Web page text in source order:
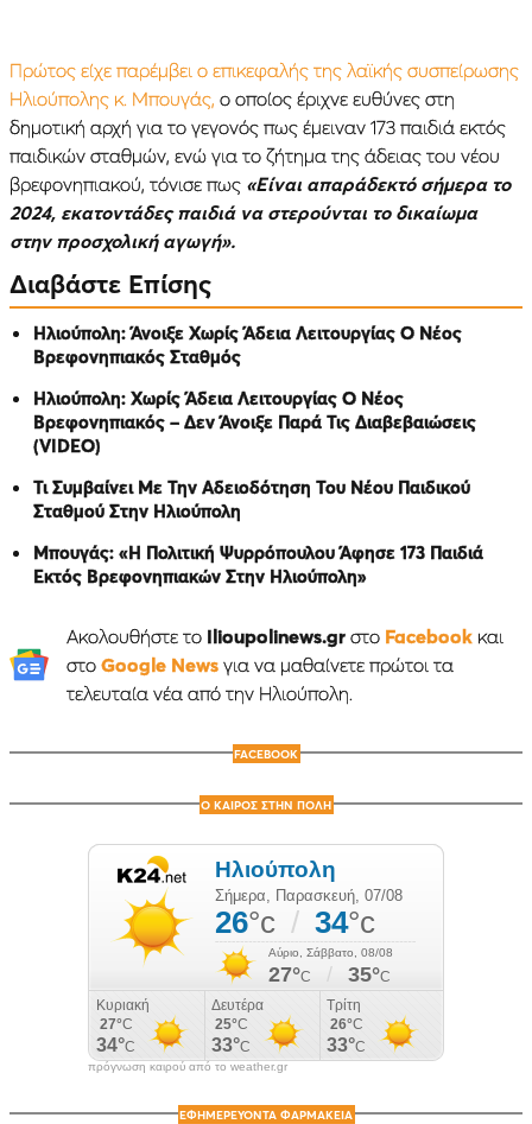
Πρώτος είχε παρέμβει ο επικεφαλής της λαϊκής συσπείρωσης
Ηλιούπολης κ. Μπουγάς, ο οποίος έριχνε ευθύνες στη
δημοτική αρχή για το γεγονός πως έμειναν 173 παιδιά εκτός
παιδικών σταθμών, ενώ για το ζήτημα της άδειας του νέου
βρεφονηπιακού, τόνισε πως «Είναι απαράδεκτό σήμερα το
2024, εκατοντάδες παιδιά να στερούνται το δικαίωμα
στην προσχολική αγωγή».
Διαβάστε Επίσης
Ηλιούπολη: Άνοιξε Χωρίς Άδεια Λειτουργίας Ο Νέος
Βρεφονηπιακός Σταθμός
Ηλιούπολη: Χωρίς Άδεια Λειτουργίας Ο Νέος
Βρεφονηπιακός – Δεν Άνοιξε Παρά Τις Διαβεβαιώσεις
(VIDEO)
Τι Συμβαίνει Με Την Αδειοδότηση Του Νέου Παιδικού
Σταθμού Στην Ηλιούπολη
Μπουγάς: «Η Πολιτική Ψυρρόπουλου Άφησε 173 Παιδιά
Εκτός Βρεφονηπιακών Στην Ηλιούπολη»
Ακολουθήστε το Ilioupolinews.grστο Facebookκαι
στο Google Newsγια να μαθαίνετε πρώτοι τα
τελευταία νέα από την Ηλιούπολη.
FACEBOOK
Ο ΚΑΙΡΟΣ ΣΤΗΝ ΠΟΛΗ
πρόγνωση καιρού από το weather.gr
ΕΦΗΜΕΡΕΥΟΝΤΑ ΦΑΡΜΑΚΕΙΑ